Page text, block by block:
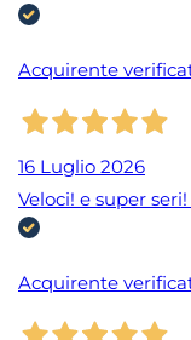
Acquirente
16 Luglio 2026
Veloci! e super
Acquirente